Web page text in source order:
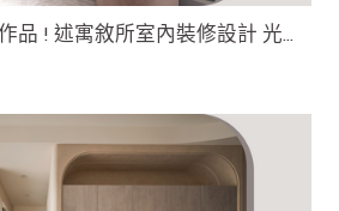
品 ! 述寓敘所室內裝修設計 光線
探索著與空間的邂逅